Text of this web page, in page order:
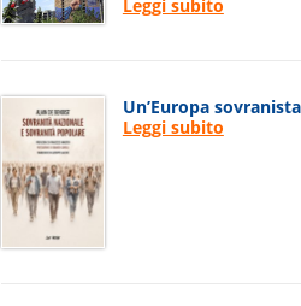
Leggi subito
Un’Europa sovranista
Leggi subito